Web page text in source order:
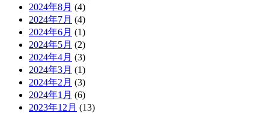
2024年8月 (4)
2024年7月 (4)
2024年6月 (1)
2024年5月 (2)
2024年4月 (3)
2024年3月 (1)
2024年2月 (3)
2024年1月 (6)
2023年12月 (13)